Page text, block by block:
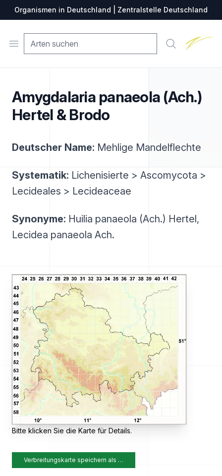
Organismen in Deutschland | Zentralstelle Deutschland
Open menu Suche
Amygdalaria panaeola (Ach.)
Hertel & Brodo
Deutscher Name: Mehlige Mandelflechte
Systematik: Lichenisierte > Ascomycota >
Lecideales > Lecideaceae
Synonyme: Huilia panaeola (Ach.) Hertel,
Lecidea panaeola Ach.
Bitte klicken Sie die Karte für Details.
Verbreitungskarte speichern als …